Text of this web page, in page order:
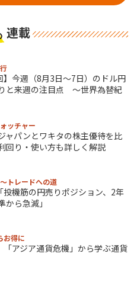
連載
】今週（8月3日～7日）のドル円
と来週の注目点 ～世界為替紀
ッチャー
ャパンとワキタの株主優待を比
回り・使い方も詳しく解説
トレードへの道
投機筋の円売りポジション、2年
から急減」
お得に
アジア通貨危機」から学ぶ通貨